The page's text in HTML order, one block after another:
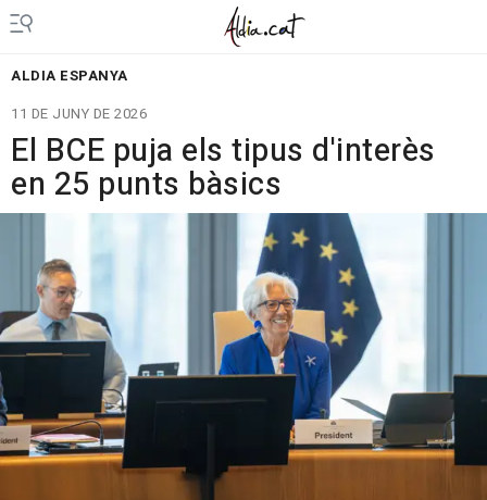
ALDIA ESPANYA
11 DE JUNY DE 2026
El BCE puja els tipus d'interès
en 25 punts bàsics